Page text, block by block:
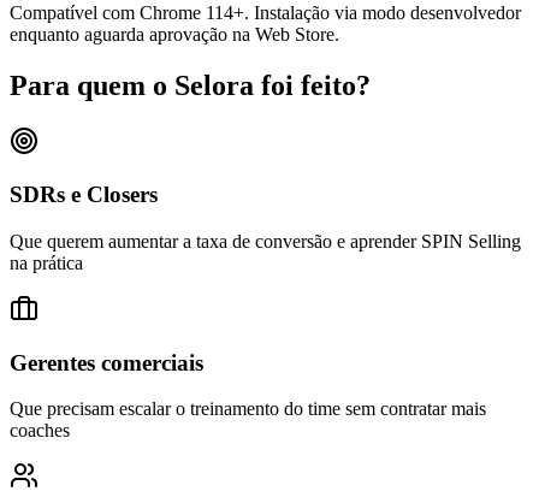
Compatível com Chrome 114+. Instalação via modo desenvolvedor
enquanto aguarda aprovação na Web Store.
Para quem o Selora foi feito?
SDRs e Closers
Que querem aumentar a taxa de conversão e aprender SPIN Selling
na prática
Gerentes comerciais
Que precisam escalar o treinamento do time sem contratar mais
coaches